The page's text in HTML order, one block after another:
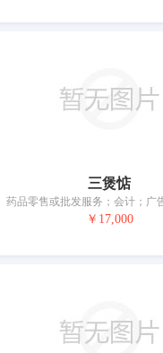
三煲惦
￥17,000